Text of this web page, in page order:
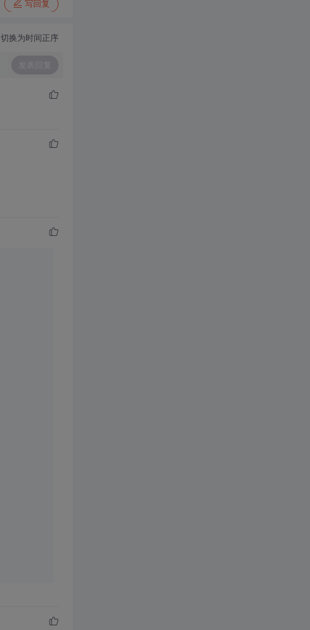
写回复
切换为时间正序
发表回复